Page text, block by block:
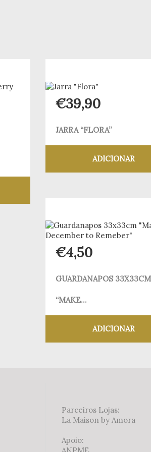
€39,90
JARRA “FLORA”
ADICIONAR
€4,50
GUARDANAPOS 33X33CM
“MAKE...
ADICIONAR
Parceiros Lojas:
La Maison by Amora
Apoio:
ANPME